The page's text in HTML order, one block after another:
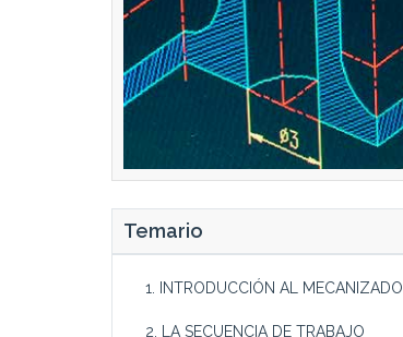
Temario
1. INTRODUCCIÓN AL MECANIZADO
2. LA SECUENCIA DE TRABAJO